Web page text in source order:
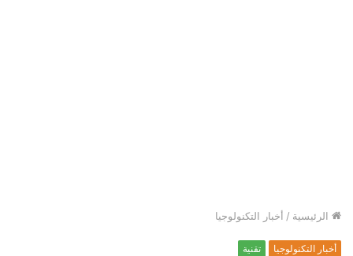
الرئيسية / أخبار التكنولوجيا
أخبار التكنولوجيا تقنية